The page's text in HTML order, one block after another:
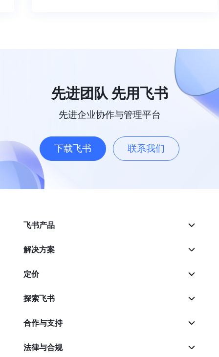
先进团队 先用飞书
先进企业协作与管理平台
下载飞书 联系我们
飞书产品
解决方案
定价
探索飞书
合作与支持
法律与合规